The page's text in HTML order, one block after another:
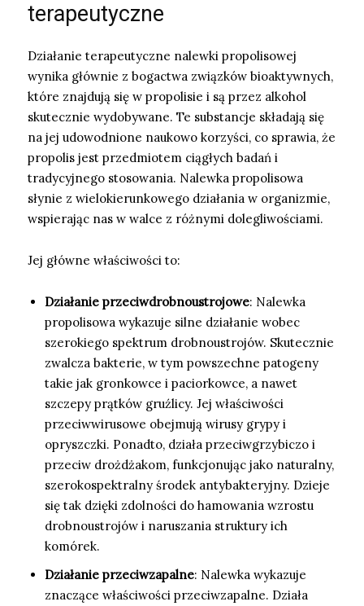
terapeutyczne
Działanie terapeutyczne nalewki propolisowej
wynika głównie z bogactwa związków bioaktywnych,
które znajdują się w propolisie i są przez alkohol
skutecznie wydobywane. Te substancje składają się
na jej udowodnione naukowo korzyści, co sprawia, że
propolis jest przedmiotem ciągłych badań i
tradycyjnego stosowania. Nalewka propolisowa
słynie z wielokierunkowego działania w organizmie,
wspierając nas w walce z różnymi dolegliwościami.
Jej główne właściwości to:
Działanie przeciwdrobnoustrojowe: Nalewka
propolisowa wykazuje silne działanie wobec
szerokiego spektrum drobnoustrojów. Skutecznie
zwalcza bakterie, w tym powszechne patogeny
takie jak gronkowce i paciorkowce, a nawet
szczepy prątków gruźlicy. Jej właściwości
przeciwwirusowe obejmują wirusy grypy i
opryszczki. Ponadto, działa przeciwgrzybiczo i
przeciw drożdżakom, funkcjonując jako naturalny,
szerokospektralny środek antybakteryjny. Dzieje
się tak dzięki zdolności do hamowania wzrostu
drobnoustrojów i naruszania struktury ich
komórek.
Działanie przeciwzapalne: Nalewka wykazuje
znaczące właściwości przeciwzapalne. Działa